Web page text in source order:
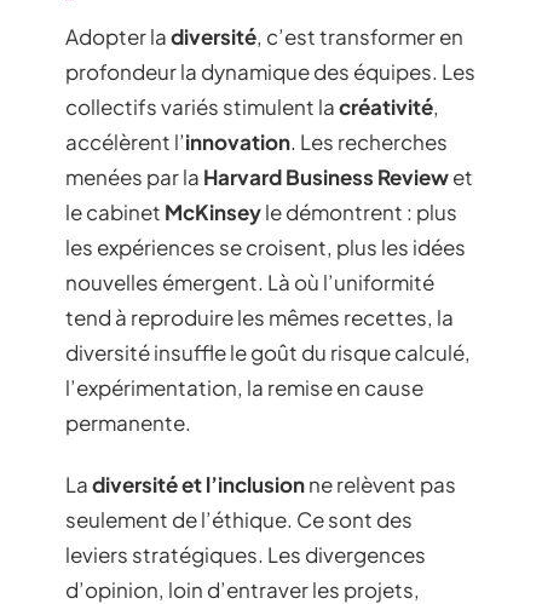
Adopter ladiversité, c’est transformer en
profondeur la dynamique des équipes. Les
collectifs variés stimulent lacréativité,
accélèrent l’innovation. Les recherches
menées par la Harvard Business Reviewet
le cabinet McKinseyle démontrent : plus
les expériences se croisent, plus les idées
nouvelles émergent. Là où l’uniformité
tend à reproduire les mêmes recettes, la
diversité insuffle le goût du risque calculé,
l’expérimentation, la remise en cause
permanente.
Ladiversité et l’inclusionne relèvent pas
seulement de l’éthique. Ce sont des
leviers stratégiques. Les divergences
d’opinion, loin d’entraver les projets,